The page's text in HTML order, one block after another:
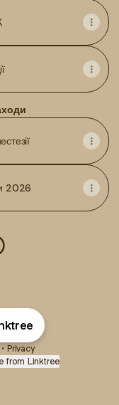
2026
• Privacy
from Linktree